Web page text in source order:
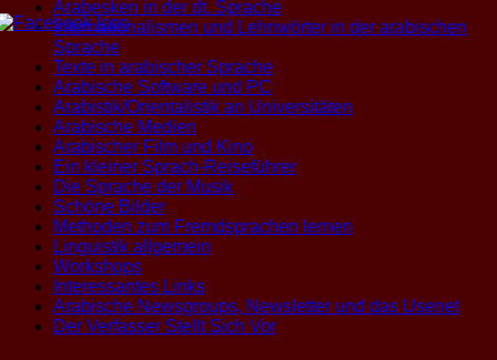
Arabesken in der dt. Sprache
Internationalismen und Lehnwörter in der arabischen
Sprache
Texte in arabischer Sprache
Arabische Software und PC
Arabistik/Orientalistik an Universitäten
Arabische Medien
Arabischer Film und Kino
Ein kleiner Sprach-Reiseführer
Die Sprache der Musik
Schöne Bilder
Methoden zum Fremdsprachen lernen
Linguistik allgemein
Workshops
Interessantes Links
Arabische Newsgroups, Newsletter und das Usenet
Der Verfasser Stellt Sich Vor